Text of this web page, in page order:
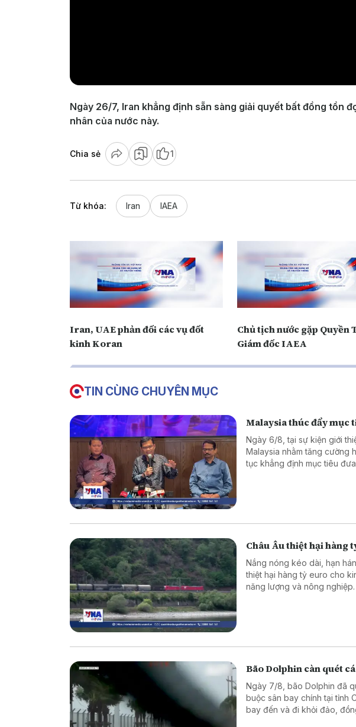
Ngày 26/7, Iran khẳng định sẵn sàng giải quyết bất đồng tồn
nhân của nước này.
Chia sẻ 1
Từ khóa: Iran IAEA
Iran, UAE phản đối các vụ đốt
kinh Koran
Chủ tịch nước gặp Quyền
Giám đốc IAEA
TIN CÙNG CHUYÊN MỤC
Malaysia thúc đẩy mục
Ngày 6/8, tại sự kiện giới
Malaysia nhằm tăng cường
tục khẳng định mục tiêu
Châu Âu thiệt hại hàng
Nắng nóng kéo dài, hạn
thiệt hại hàng tỷ euro cho
năng lượng và nông nghiệp.
Bão Dolphin càn quét
Ngày 7/8, bão Dolphin đã
buộc sân bay chính tại tỉnh
bay đến và đi khỏi đảo,